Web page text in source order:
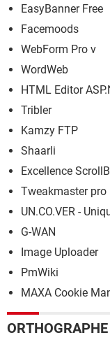
EasyBanner Free
Facemoods
WebForm Pro v
WordWeb
HTML Editor
Tribler
Kamzy FTP
Shaarli
Excellence
Tweakmaster pro
UN.CO.VER -
G-WAN
Image Uploader
PmWiki
MAXA Cookie